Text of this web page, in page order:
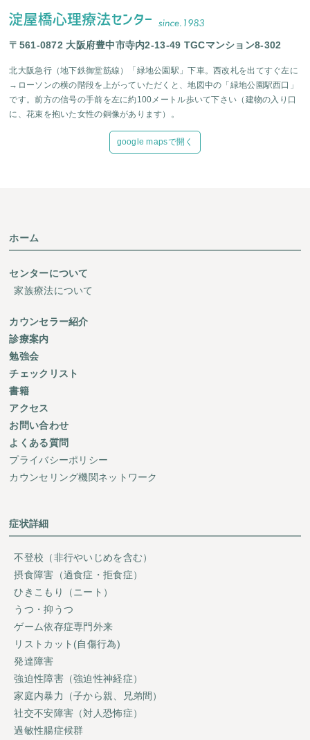
〒561-0872 大阪府豊中市寺内2-13-49 TGCマンション8-302
北大阪急行（地下鉄御堂筋線）「緑地公園駅」下車。西改札を出てすぐ左に
→ローソンの横の階段を上がっていただくと、地図中の「緑地公園駅西口」
です。前方の信号の手前を左に約100メートル歩いて下さい（建物の入り口
に、花束を抱いた女性の銅像があります）。
google mapsで開く
ホーム
センターについて
家族療法について
カウンセラー紹介
診療案内
勉強会
チェックリスト
書籍
アクセス
お問い合わせ
よくある質問
プライバシーポリシー
カウンセリング機関ネットワーク
症状詳細
不登校（非行やいじめを含む）
摂食障害（過食症・拒食症）
ひきこもり（ニート）
うつ・抑うつ
ゲーム依存症専門外来
リストカット(自傷行為)
発達障害
強迫性障害（強迫性神経症）
家庭内暴力（子から親、兄弟間）
社交不安障害（対人恐怖症）
過敏性腸症候群